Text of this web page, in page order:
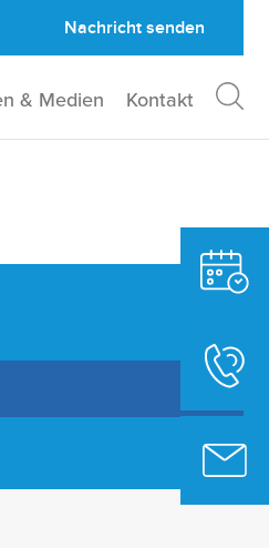
& Medien Kontakt
Nachricht senden